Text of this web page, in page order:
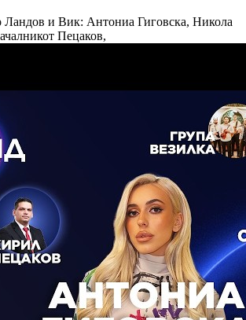
Ландов и Вик: Антониа Гиговска, Никола
Пецаков,